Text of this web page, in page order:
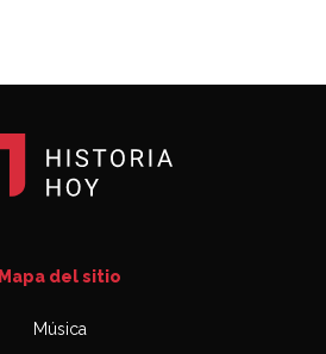
Mapa del sitio
Música